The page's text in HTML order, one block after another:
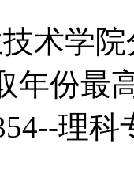
术学
年份最
理科